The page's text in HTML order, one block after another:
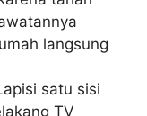
langsung
satu sisi
TV